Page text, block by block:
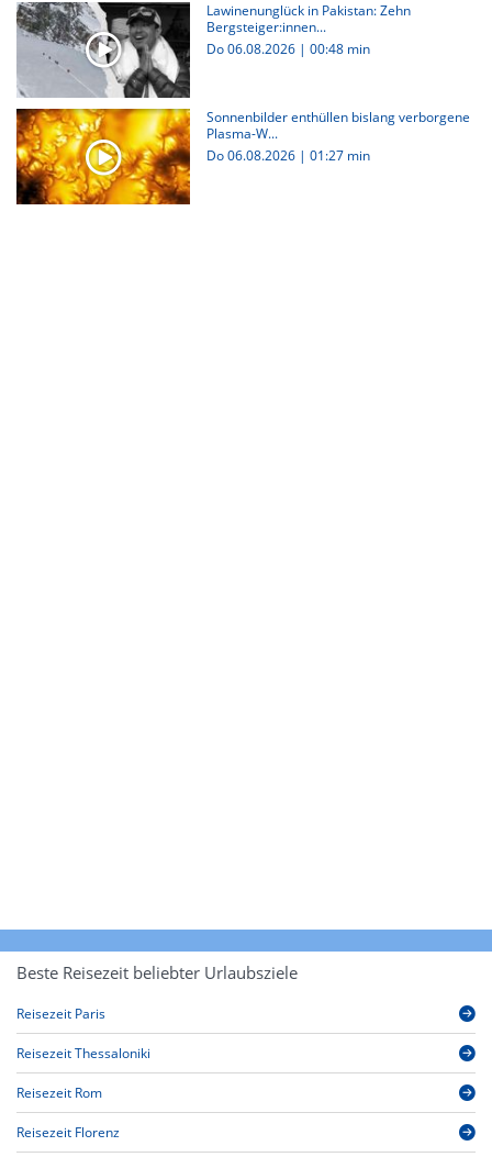
Lawinenunglück in Pakistan: Zehn
Bergsteiger:innen...
Do 06.08.2026 | 00:48 min
Sonnenbilder enthüllen bislang verborgene
Plasma-W...
Do 06.08.2026 | 01:27 min
Beste Reisezeit beliebter Urlaubsziele
Reisezeit Paris
Reisezeit Thessaloniki
Reisezeit Rom
Reisezeit Florenz